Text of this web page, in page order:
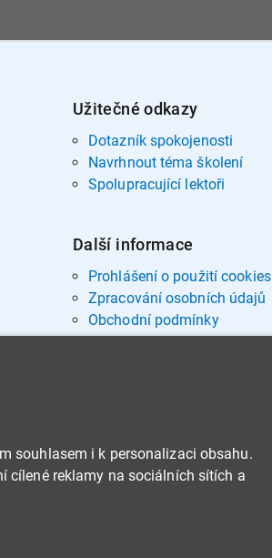
Užitečné odkazy
Dotazník spokojenosti
Navrhnout téma školení
Spolupracující lektoři
Další informace
Prohlášení o použití cookies
Zpracování osobních údajů
Obchodní podmínky
souhlasem i k personalizaci obsahu.
cílené reklamy na sociálních sítích a